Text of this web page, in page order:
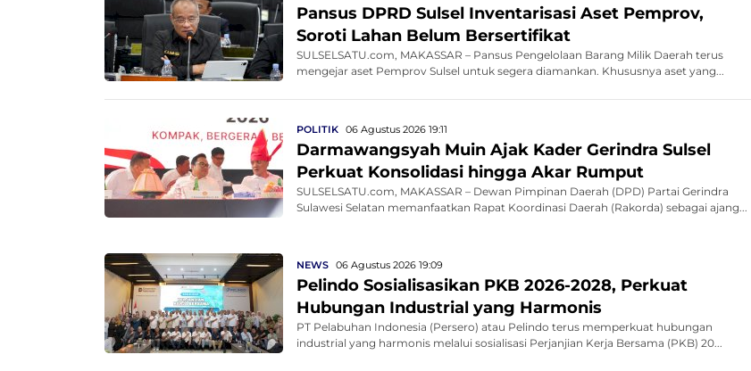
Pansus DPRD Sulsel Inventarisasi Aset Pemprov,
Soroti Lahan Belum Bersertifikat
SULSELSATU.com, MAKASSAR – Pansus Pengelolaan Barang Milik Daerah terus
mengejar aset Pemprov Sulsel untuk segera diamankan. Khususnya aset yang...
POLITIK 06 Agustus 2026 19:11
Darmawangsyah Muin Ajak Kader Gerindra Sulsel
Perkuat Konsolidasi hingga Akar Rumput
SULSELSATU.com, MAKASSAR – Dewan Pimpinan Daerah (DPD) Partai Gerindra
Sulawesi Selatan memanfaatkan Rapat Koordinasi Daerah (Rakorda) sebagai ajang...
NEWS 06 Agustus 2026 19:09
Pelindo Sosialisasikan PKB 2026-2028, Perkuat
Hubungan Industrial yang Harmonis
PT Pelabuhan Indonesia (Persero) atau Pelindo terus memperkuat hubungan
industrial yang harmonis melalui sosialisasi Perjanjian Kerja Bersama (PKB) 20...